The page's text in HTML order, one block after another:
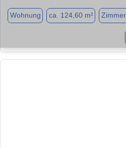
Wohnung ca. 124,60 m²